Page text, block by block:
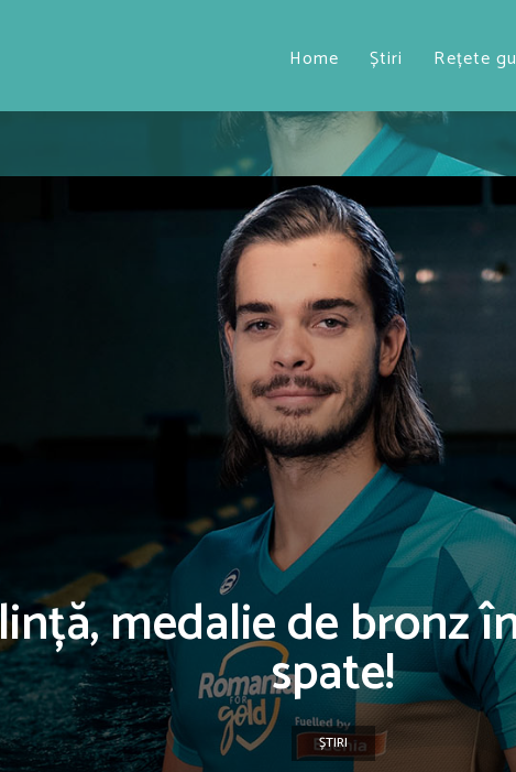
Home Știri Rețete
medalie de bronz
spate!
ȘTIRI